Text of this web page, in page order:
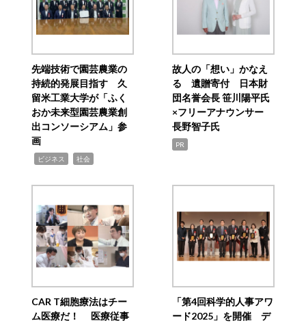
先端技術で園芸農業の
持続的発展目指す 久
留米工業大学が「ふく
おか未来型園芸農業創
出コンソーシアム」参
画
ビジネス 社会
故人の「想い」かなえ
る 遺贈寄付 日本財
団名誉会長 笹川陽平氏
×フリーアナウンサー
長野智子氏
PR
CAR T細胞療法はチー
ム医療だ！ 医療従事
「第4回科学的人事アワ
ード2025」を開催 デ